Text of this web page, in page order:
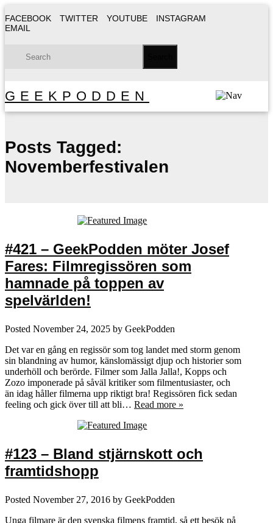
FACEBOOK TWITTER YOUTUBE
INSTAGRAM
EMAIL
GEEKPODDEN
Posts Tagged:
Novemberfestivalen
#421 – GeekPodden möter Josef
Fares: Filmregissören som
hamnade på toppen av
spelvärlden!
Posted November 24, 2025 by GeekPodden
Det var en gång en regissör som tog landet med storm genom
sin blandning av humor, känslomässigt djup och historier som
underhöll och berörde. Filmer som Jalla Jalla!, Kopps och
Zozo imponerade på såväl kritiker som filmentusiaster, och
än idag håller filmerna upp riktigt bra! Regissören fick sedan
feeling och gick över till att bli… Read more »
#123 – Bland stjärnskott och
framtidshopp
Posted November 27, 2016 by GeekPodden
Unga filmare är den svenska filmens framtid, så ett besök på